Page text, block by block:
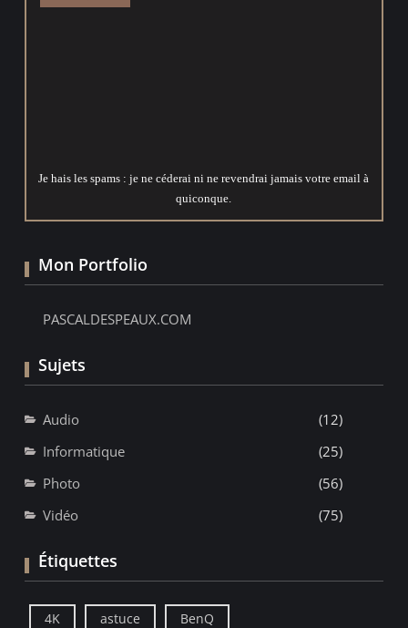
Je hais les spams : je ne céderai ni ne revendrai jamais votre email à
quiconque.
Mon Portfolio
PASCALDESPEAUX.COM
Sujets
Audio
(12)
Informatique
(25)
Photo
(56)
Vidéo
(75)
Étiquettes
4K astuce BenQ